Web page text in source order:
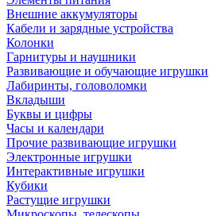
Внешние аккумуляторы
Кабели и зарядные устройства
Колонки
Гарнитуры и наушники
Развивающие и обучающие игрушки
Лабиринты, головоломки
Вкладыши
Буквы и цифры
Часы и календари
Прочие развивающие игрушки
Электронные игрушки
Интерактивные игрушки
Кубики
Растущие игрушки